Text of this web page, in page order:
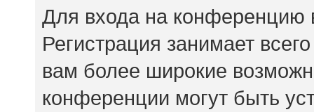
Для входа на конференцию
Регистрация занимает
вам более широкие
конференции могут быть